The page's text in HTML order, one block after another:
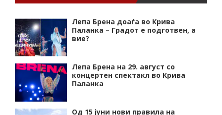
Лепа Брена доаѓа во Крива
Паланка – Градот е подготвен, а
вие?
Лепа Брена на 29. август со
концертен спектакл во Крива
Паланка
Од 15 јуни нови правила на